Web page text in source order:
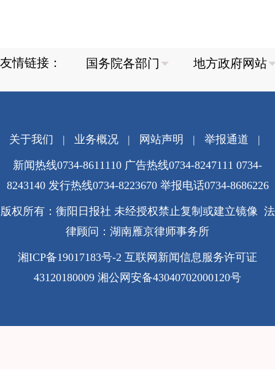
友情链接：
关于我们 | 业务概况| 网站声明 | 举报通道 |
新闻热线0734-8611110 广告热线0734-8247111 0734-
8243140 发行热线0734-8223670 举报电话0734-8686226
版权所有：衡阳日报社 未经授权禁止复制或建立镜像 法
律顾问：湖南雁京律师事务所
湘ICP备19017183号-2 互联网新闻信息服务许可证
43120180009 湘公网安备43040702000120号